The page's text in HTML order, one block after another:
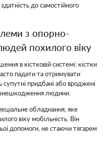
до самостійного
з опорно-
похилого віку
в кістковій системі: кістки
падати та отримувати
придбані або вроджені
знешкодження людини.
обладнання, яке
віку мобільність. Він
допомоги, не стаючи тягарем